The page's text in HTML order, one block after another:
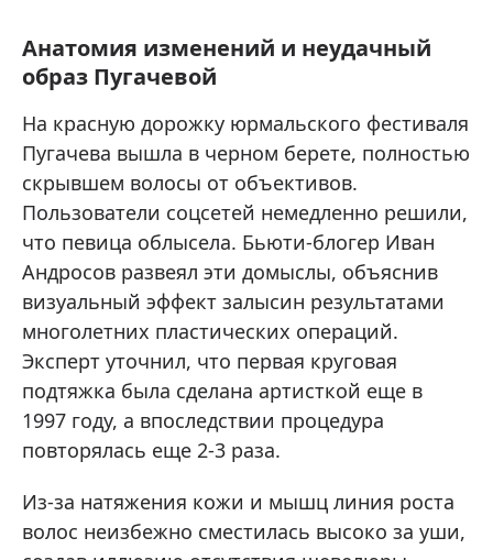
Анатомия изменений и неудачный
образ Пугачевой
На красную дорожку юрмальского фестиваля
Пугачева вышла в черном берете, полностью
скрывшем волосы от объективов.
Пользователи соцсетей немедленно решили,
что певица облысела. Бьюти-блогер Иван
Андросов развеял эти домыслы, объяснив
визуальный эффект залысин результатами
многолетних пластических операций.
Эксперт уточнил, что первая круговая
подтяжка была сделана артисткой еще в
1997 году, а впоследствии процедура
повторялась еще 2-3 раза.
Из-за натяжения кожи и мышц линия роста
волос неизбежно сместилась высоко за уши,